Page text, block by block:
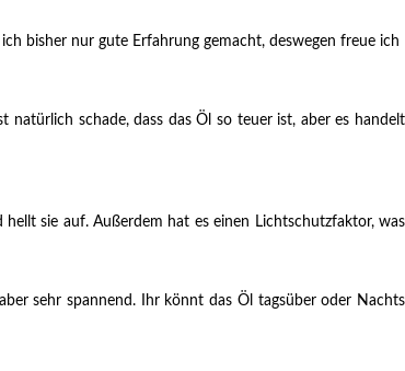
bisher nur gute Erfahrung gemacht, deswegen freue ich
schade, dass das Öl so teuer ist, aber es handelt
sie auf. Außerdem hat es einen Lichtschutzfaktor, was
sehr spannend. Ihr könnt das Öl tagsüber oder Nachts